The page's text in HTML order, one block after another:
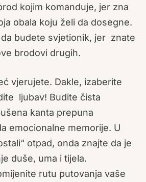
kojim komanduje, jer zna
obala koju želi da dosegne.
budete svjetionik, jer znate
brodovi drugih.
vjerujete. Dakle, izaberite
ljubav! Budite čista
kanta prepuna
emocionalne memorije. U
otpad, onda znajte da je
duše, uma i tijela.
rutu putovanja vaše